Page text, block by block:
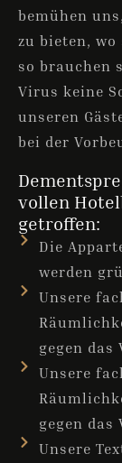
bemühen
zu bieten,
so brauchen
Virus keine
unseren
bei der
vollen
getroffen:
Die
werden
Unsere
gegen
Unsere
gegen
Unsere